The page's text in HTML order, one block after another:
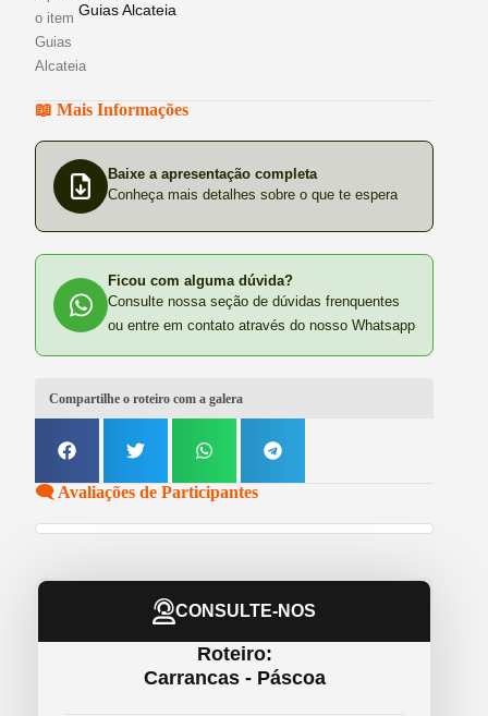
Guias Alcateia
📖 Mais Informações
Baixe a apresentação completa
Conheça mais detalhes sobre o que te espera
Ficou com alguma dúvida?
Consulte nossa seção de dúvidas frenquentes
ou entre em contato através do nosso Whatsapp
Compartilhe o roteiro com a galera
🗨️ Avaliações de Participantes
CONSULTE-NOS
Roteiro:
Carrancas - Páscoa